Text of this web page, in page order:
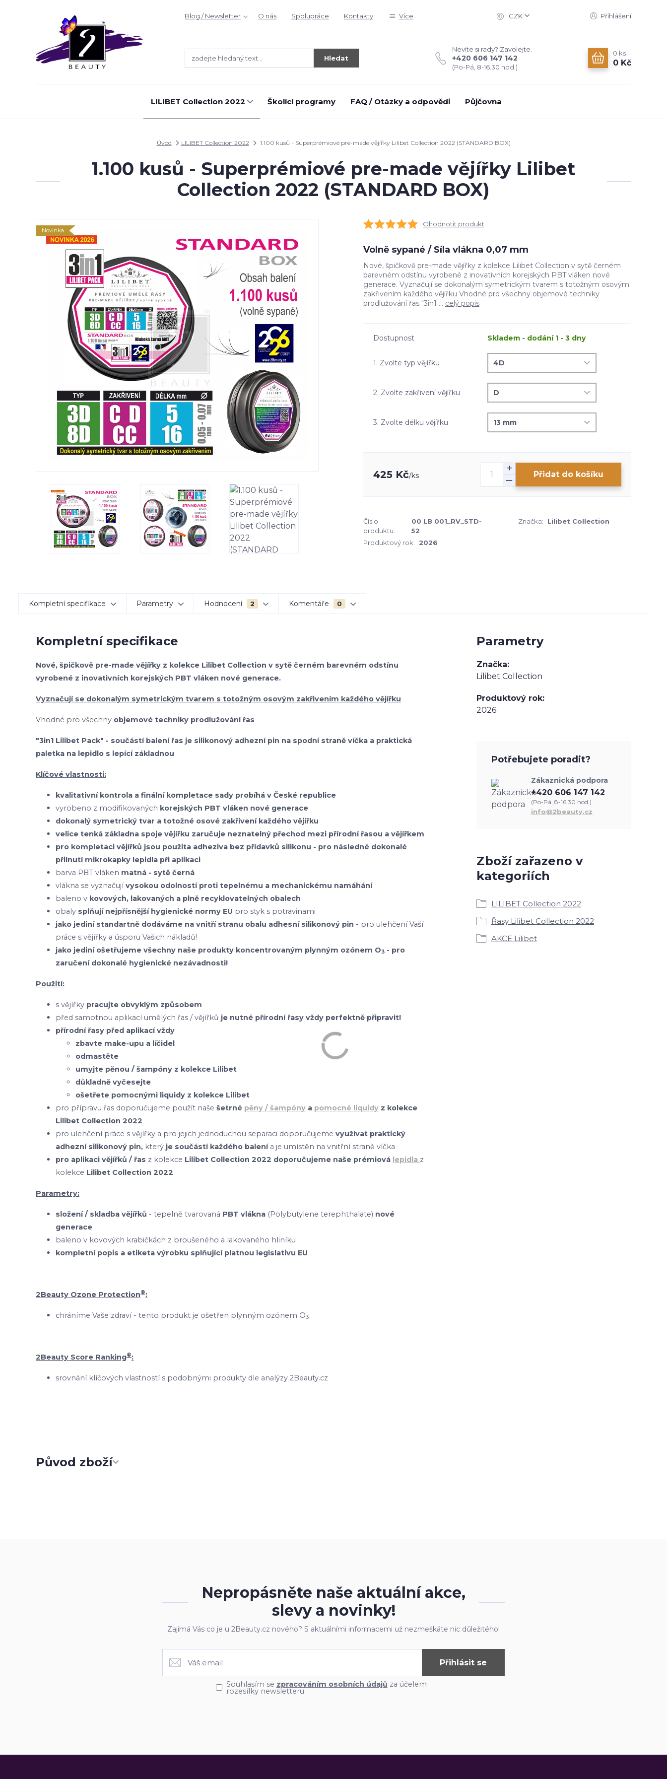
Blog / Newsletter O nás Spolupráce Kontakty Více CZK Přihlášení
Hledat
Nevíte si rady? Zavolejte.
+420 606 147 142
(Po-Pá, 8-16.30 hod.)
0 ks
0 Kč
LILIBET Collection 2022 Školící programy FAQ / Otázky a odpovědi Půjčovna
Úvod LILIBET Collection 2022 1.100 kusů - Superprémiové pre-made vějířky Lilibet Collection 2022 (STANDARD BOX)
1.100 kusů - Superprémiové pre-made vějířky Lilibet
Collection 2022 (STANDARD BOX)
Novinka
Ohodnotit produkt
Volně sypané / Síla vlákna 0,07 mm
Nové, špičkově pre-made vějířky z kolekce Lilibet Collection v sytě černém
barevném odstínu vyrobené z inovativních korejských PBT vláken nové
generace. Vyznačují se dokonalým symetrickým tvarem s totožným osovým
zakřivením každého vějířku Vhodné pro všechny objemové techniky
prodlužování řas "3in1 ... celý popis
Dostupnost Skladem - dodání 1 - 3 dny
1. Zvolte typ vějířku
2. Zvolte zakřivení vějířku
3. Zvolte délku vějířku
425 Kč/ks Přidat do košíku
Číslo
produktu:
00 LB 001_RV_STD-
52
Značka: Lilibet Collection
Produktový rok: 2026
Kompletní specifikace Parametry Hodnocení 2 Komentáře 0
Kompletní specifikace
Nové, špičkově pre-made vějířky z kolekce Lilibet Collection v sytě černém barevném odstínu
vyrobené z inovativních korejských PBT vláken nové generace.
Vyznačují se dokonalým symetrickým tvarem s totožným osovým zakřivením každého vějířku
Vhodné pro všechny objemové techniky prodlužování řas
"3in1 Lilibet Pack" - součástí balení řas je silikonový adhezní pin na spodní straně víčka a praktická
paletka na lepidlo s lepící základnou
Klíčové vlastnosti:
kvalitativní kontrola a finální kompletace sady probíhá v České republice
vyrobeno z modifikovaných korejských PBT vláken nové generace
dokonalý symetrický tvar a totožné osové zakřivení každého vějířku
velice tenká základna spoje vějířku zaručuje neznatelný přechod mezi přírodní řasou a vějířkem
pro kompletaci vějířků jsou použita adheziva bez přídavků silikonu - pro následné dokonalé
přilnutí mikrokapky lepidla při aplikaci
barva PBT vláken matná - sytě černá
vlákna se vyznačujívysokou odolností proti tepelnému a mechanickému namáhání
baleno v kovových, lakovaných a plně recyklovatelných obalech
obaly splňují nejpřísnější hygienické normy EU pro styk s potravinami
jako jediní standartně dodáváme na vnitří stranu obalu adhesní silikonový pin - pro ulehčení Vaší
práce s vějířky a úsporu Vašich nákladů!
jako jediní ošetřujeme všechny naše produkty koncentrovaným plynným ozónem O3 - pro
zaručení dokonalé hygienické nezávadnosti!
Použití:
s vějířky pracujte obvyklým způsobem
před samotnou aplikací umělých řas / vějířků je nutné přírodní řasy vždy perfektně připravit!
přírodní řasy před aplikací vždy
zbavte make-upu a líčidel
odmastěte
umyjte pěnou / šampóny z kolekce Lilibet
důkladně vyčesejte
ošetřete pomocnými liquidy z kolekce Lilibet
pro přípravu řas doporučujeme použít naše šetrné pěny / šampóny a pomocné liquidy z kolekce
Lilibet Collection 2022
pro ulehčení práce s vějířky a pro jejich jednoduchou separaci doporučujeme využívat praktický
adhezní silikonový pin, který je součástí každého balenía je umístěn na vnitřní straně víčka
pro aplikaci vějířků / řas z kolekce Lilibet Collection 2022 doporučujeme naše prémiová lepidla z
kolekce Lilibet Collection 2022
Parametry:
složení / skladba vějířků - tepelně tvarovaná PBT vlákna (Polybutylene terephthalate) nové
generace
baleno v kovových krabičkách z broušeného a lakovaného hliníku
kompletní popis a etiketa výrobku splňující platnou legislativu EU
2Beauty Ozone Protection®:
chráníme Vaše zdraví - tento produkt je ošetřen plynným ozónem O3
2Beauty Score Ranking®:
srovnání klíčových vlastností s podobnými produkty dle analýzy 2Beauty.cz
Původ zboží
Parametry
Značka
Lilibet Collection
Produktový rok
2026
Zboží zařazeno v
kategoriích
LILIBET Collection 2022
Řasy Lilibet Collection 2022
AKCE Lilibet
Potřebujete poradit?
Zákaznická podpora
+420 606 147 142
(Po-Pá, 8-16.30 hod.)
info@2beauty.cz
Nepropásněte naše aktuální akce,
slevy a novinky!
Zajímá Vás co je u 2Beauty.cz nového? S aktuálními informacemi už nezmeškáte nic důležitého!
Přihlásit se
Souhlasím se zpracováním osobních údajů za účelem
rozesílky newsletteru.